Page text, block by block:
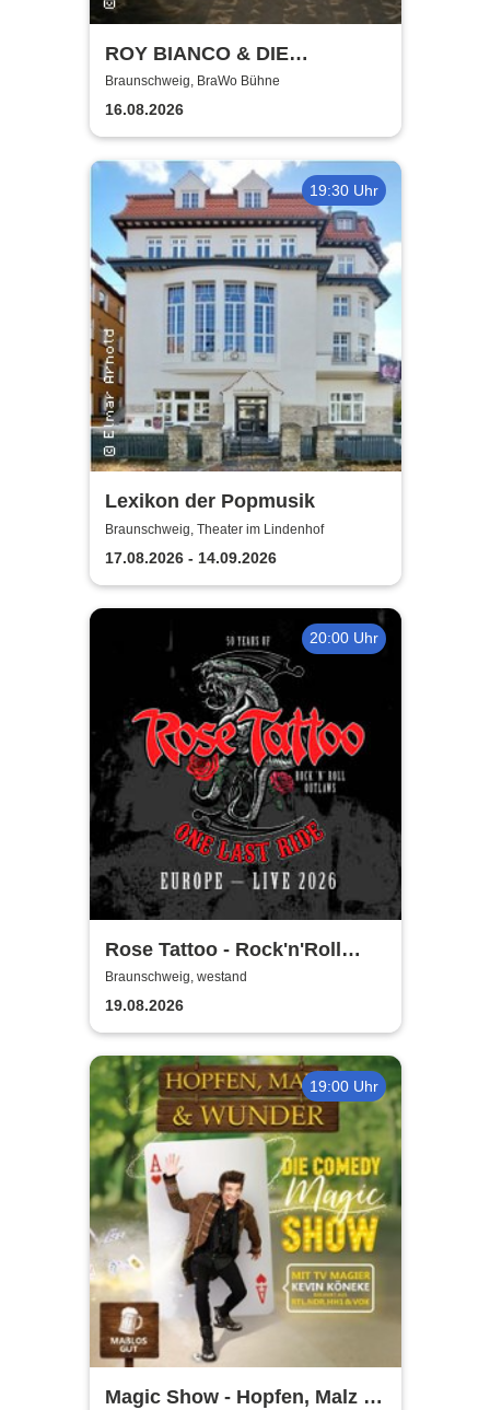
ROY BIANCO & DIE
ABBRUNZATI BOYS - LIVE
2026
Braunschweig, BraWo Bühne
16.08.2026
19:30 Uhr
Lexikon der Popmusik
Braunschweig, Theater im Lindenhof
17.08.2026 - 14.09.2026
20:00 Uhr
Rose Tattoo - Rock'n'Roll
Outlaws – One Last Ride
Braunschweig, westand
19.08.2026
19:00 Uhr
Magic Show - Hopfen, Malz &